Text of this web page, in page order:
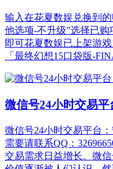
输入在花夏数娱兑换到
他选项-不升级”选择已
即可花夏数娱已上架游戏
「最终幻想15口袋版-
微信号24小时交易
微信号24小时交易平台
需要请联系QQ：
交易需求日益增长。微